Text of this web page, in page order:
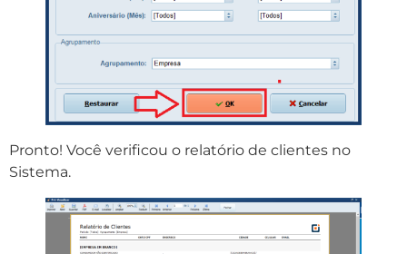
Pronto! Você verificou o relatório de clientes no
Sistema.